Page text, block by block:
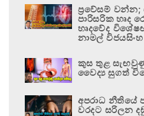
ප්‍රවේසම්
පාරිසරික හෘද
හෘදවේද
නාමල් විජයසිංහ
කුස තුළ
වෛද්‍ය සුගත්
අපරාධ නීතියේ
වරදට සරිලන